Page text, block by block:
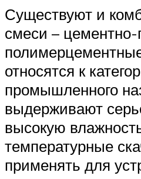
Существуют и
смеси – цементно-
относятся к
промышленного
выдерживают
высокую
температурные
применять для